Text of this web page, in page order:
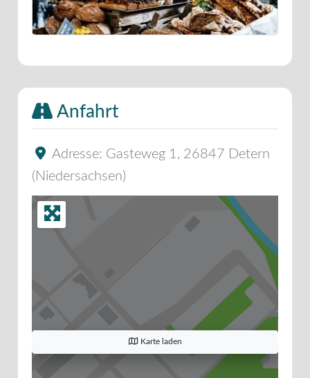
Anfahrt
Adresse: Gasteweg 1 , 26847 Detern
( Niedersachsen)
Karte laden